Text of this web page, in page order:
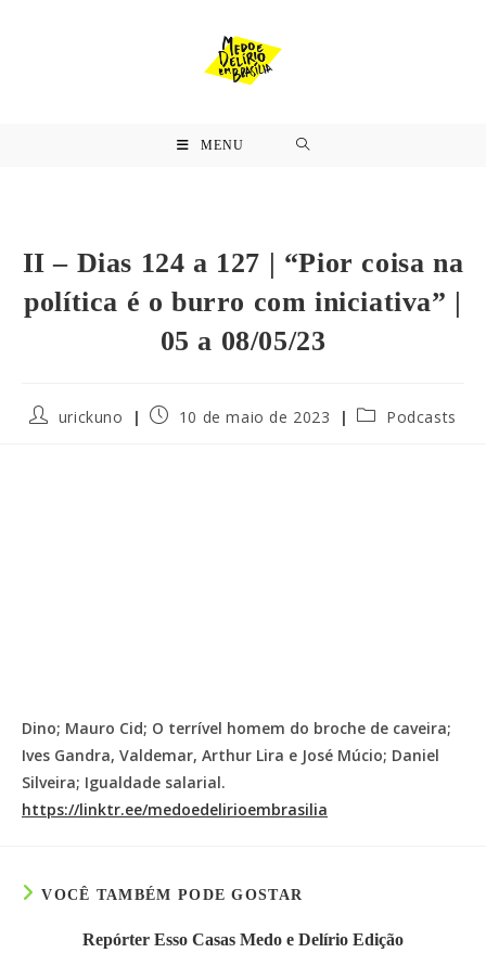
MENU
II – Dias 124 a 127 | “Pior coisa na
política é o burro com iniciativa” |
05 a 08/05/23
urickuno 10 de maio de 2023 Podcasts
Dino; Mauro Cid; O terrível homem do broche de caveira;
Ives Gandra, Valdemar, Arthur Lira e José Múcio; Daniel
Silveira; Igualdade salarial.
https://linktr.ee/medoedelirioembrasilia
VOCÊ TAMBÉM PODE GOSTAR
Repórter Esso Casas Medo e Delírio Edição